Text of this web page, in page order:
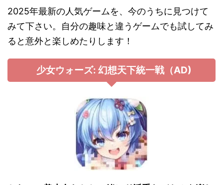
2025年最新の人気ゲームを、今のうちに見つけて
みて下さい。自分の趣味と違うゲームでも試してみ
ると意外と楽しめたりします！
少女ウォーズ: 幻想天下統一戦（AD)